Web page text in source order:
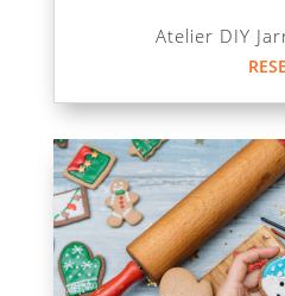
Atelier DIY